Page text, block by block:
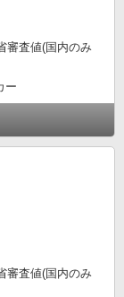
審査値(国内のみ
ー
審査値(国内のみ